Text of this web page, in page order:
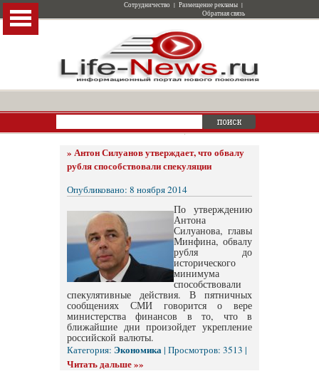
Сотрудничество | Размещение рекламы |
Обратная связь
» Антон Силуанов утверждает, что обвалу
рубля способствовали спекуляции
Опубликовано: 8 ноября 2014
По утверждению
Антона
Силуанова, главы
Минфина, обвалу
рубля до
исторического
минимума
способствовали
спекулятивные действия. В пятничных
сообщениях СМИ говорится о вере
министерства финансов в то, что в
ближайшие дни произойдет укрепление
российской валюты.
Категория: Экономика| Просмотров: 3513 |
Читать дальше »»